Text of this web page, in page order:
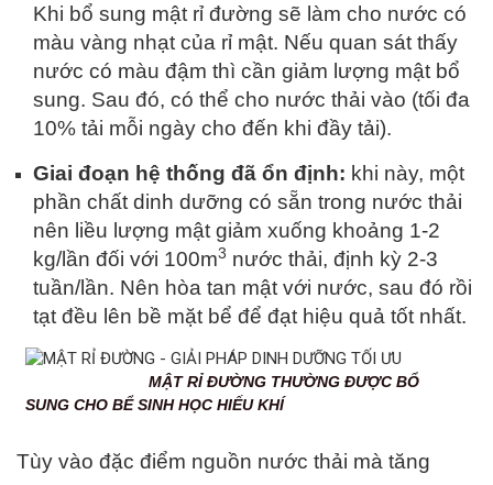
Khi bổ sung mật rỉ đường sẽ làm cho nước có
màu vàng nhạt của rỉ mật. Nếu quan sát thấy
nước có màu đậm thì cần giảm lượng mật bổ
sung. Sau đó, có thể cho nước thải vào (tối đa
10% tải mỗi ngày cho đến khi đầy tải).
Giai đoạn hệ thống đã ổn định: khi này, một
phần chất dinh dưỡng có sẵn trong nước thải
nên liều lượng mật giảm xuống khoảng 1-2
kg/lần đối với 100m3 nước thải, định kỳ 2-3
tuần/lần. Nên hòa tan mật với nước, sau đó rồi
tạt đều lên bề mặt bể để đạt hiệu quả tốt nhất.
MẬT RỈ ĐƯỜNG THƯỜNG ĐƯỢC BỔ
SUNG CHO BỂ SINH HỌC HIẾU KHÍ
Tùy vào đặc điểm nguồn nước thải mà tăng